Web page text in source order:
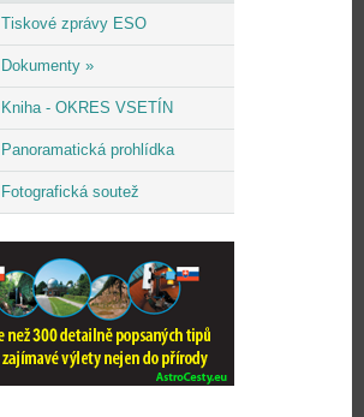
Tiskové zprávy ESO
Dokumenty »
Kniha - OKRES VSETÍN
Panoramatická prohlídka
Fotografická soutež